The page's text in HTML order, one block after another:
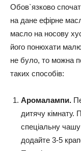
Обов`язково
на дане ефірне
масло на носову
його понюхати
не було, то можна
таких способів:
Аромалампи.
дитячу кімнату.
спеціальну
додайте 3-5